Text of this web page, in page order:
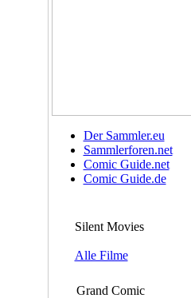
Der Sammler.eu
Sammlerforen.net
Comic Guide.net
Comic Guide.de
Silent Movies
Alle Filme
Grand Comic